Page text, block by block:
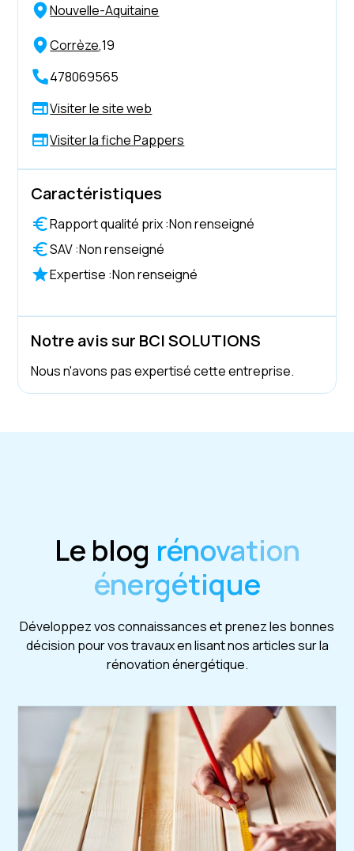
Nouvelle-Aquitaine
Corrèze,19
478069565
Visiter le site web
Visiter la fiche Pappers
Caractéristiques
Rapport qualité prix :Non renseigné
SAV :Non renseigné
Expertise :Non renseigné
Notre avis sur BCI SOLUTIONS
Nous n'avons pas expertisé cette entreprise.
Le blog rénovation
énergétique
Développez vos connaissances et prenez les bonnes
décision pour vos travaux en lisant nos articles sur la
rénovation énergétique.